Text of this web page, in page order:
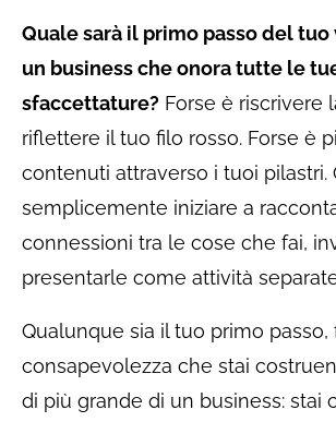
Quale sarà il primo passo del
un business che onora tutte le
sfaccettature? Forse è riscrivere
riflettere il tuo filo rosso. Forse è
contenuti attraverso i tuoi pilastri.
semplicemente iniziare a
connessioni tra le cose che fai,
presentarle come attività
Qualunque sia il tuo primo
consapevolezza che stai
di più grande di un business: stai